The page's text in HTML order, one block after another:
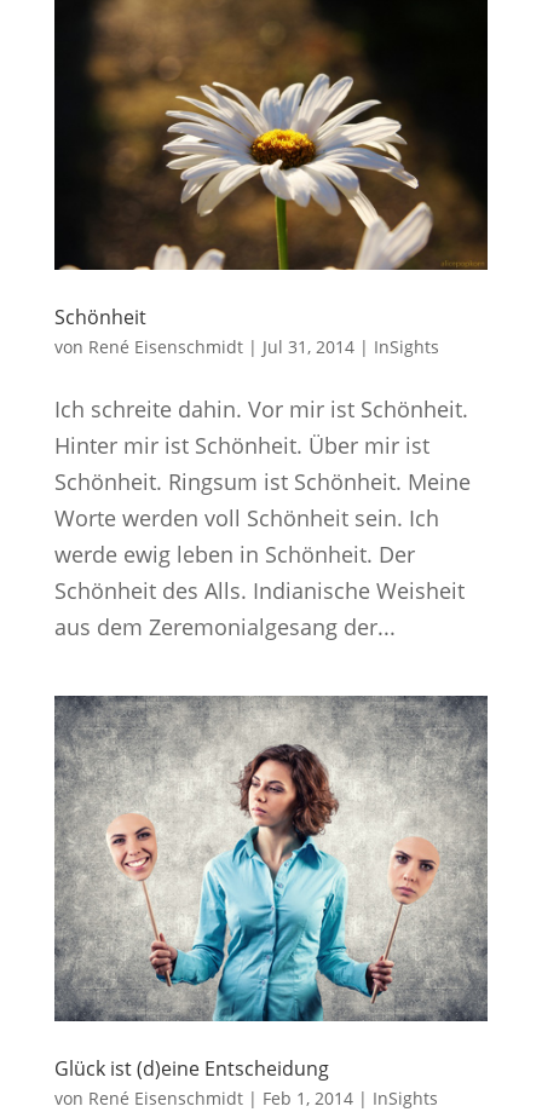
Schönheit
von René Eisenschmidt| Jul 31, 2014| InSights
Ich schreite dahin. Vor mir ist Schönheit.
Hinter mir ist Schönheit. Über mir ist
Schönheit. Ringsum ist Schönheit. Meine
Worte werden voll Schönheit sein. Ich
werde ewig leben in Schönheit. Der
Schönheit des Alls. Indianische Weisheit
aus dem Zeremonialgesang der...
Glück ist (d)eine Entscheidung
von René Eisenschmidt| Feb 1, 2014| InSights